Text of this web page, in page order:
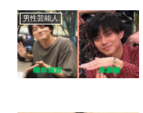
男性芸能人